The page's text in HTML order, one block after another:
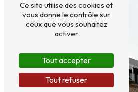
Ce site utilise des cookies et
vous donne le contrôle sur
ceux que vous souhaitez
activer
Tout accepter
Tout refuser